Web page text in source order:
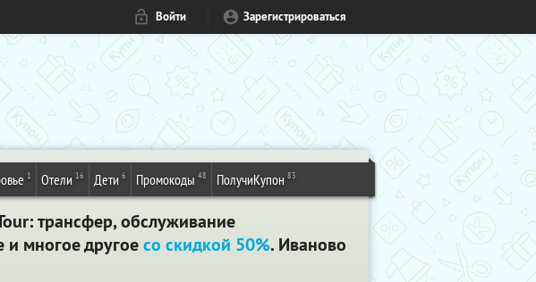
Войти Зарегистрироваться
1 Отели 16 Дети 6 Промокоды 48 ПолучиКупон 83
трансфер, обслуживание
и многое другоесо скидкой 50%. Иваново